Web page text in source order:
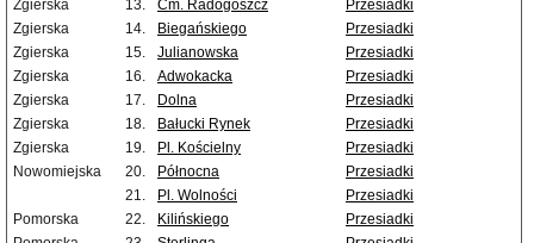
Zgierska
13. Cm. Radogoszcz
Przesiadki
Zgierska
14. Biegańskiego
Przesiadki
Zgierska
15. Julianowska
Przesiadki
Zgierska
16. Adwokacka
Przesiadki
Zgierska
17. Dolna
Przesiadki
Zgierska
18. Bałucki Rynek
Przesiadki
Zgierska
19. Pl. Kościelny
Przesiadki
Nowomiejska
20. Północna
Przesiadki
21.
Pl. Wolności
Przesiadki
Pomorska
22. Kilińskiego
Przesiadki